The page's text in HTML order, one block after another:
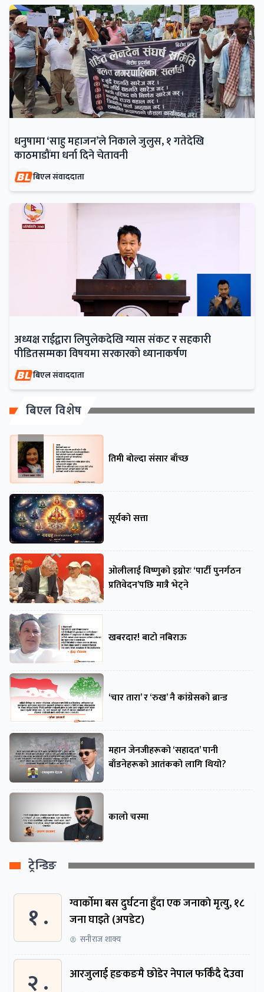
धनुषामा ‘साहु महाजन’ले निकाले जुलुस, १ गतेदेखि
काठमाडौंमा धर्ना दिने चेतावनी
बिएल संवाददाता
अध्यक्ष राईद्वारा लिपुलेकदेखि ग्यास संकट र सहकारी
पीडितसम्मका विषयमा सरकारको ध्यानाकर्षण
बिएल संवाददाता
बिएल विशेष
तिमी बोल्दा संसार बाँच्छ
सूर्यको सत्ता
ओलीलाई विष्णुको इग्नोरः ‘पार्टी पुनर्गठन
प्रतिवेदन’पछि मात्रै भेट्ने
खबरदार! बाटो नबिराऊ
‘चार तारा’ र ‘रुख’ नै कांग्रेसको ब्रान्ड
महान जेनजीहरूको ‘सहादत’ पानी
बाँडनेहरूको आतंकको लागि थियो?
कालो चस्मा
ट्रेन्डिङ
१ .
ग्वार्काेमा बस दुर्घटना हुँदा एक जनाकाे मृत्यु, १८
जना घाइते (अपडेट)
सनीराज शाक्य
२ . आरजुलाई हङकङमै छोडेर नेपाल फर्किँदै देउवा